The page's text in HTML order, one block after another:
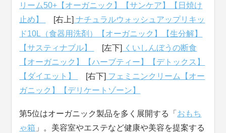
リーム50+【オーガニック】【サンケア】【日焼け
止め】
[右上] ナチュラルウォッシュアップリキッ
ド10L（食器用洗剤）【オーガニック】【生分解】
【サスティナブル】
[左下] くいしんぼうの断食
【オーガニック】【ハーブティー】【デトックス】
【ダイエット】
[右下] フェミニンクリーム【オー
ガニック】【デリケートゾーン】
第5位はオーガニック製品を多く展開する「 おもち
ゃ箱 」。美容室やエステなど健康や美容を提案する